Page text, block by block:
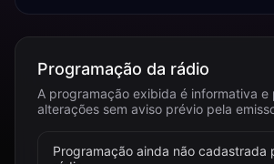
Programação da rádio
A programação exibida é informativa e
alterações sem aviso prévio pela
Programação ainda não cadastrada